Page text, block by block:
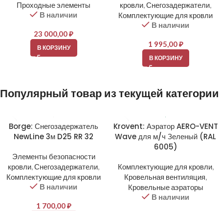
Проходные элементы
В наличии
23 000,00₽
В КОРЗИНУ
кровли,Снегозадержатели,
Комплектующие для кровли
В наличии
1 995,00₽
В КОРЗИНУ
Популярный товар из текущей категории
Borge: Снегозадержатель
NewLine 3м D25 RR 32
Элементы безопасности
кровли,Снегозадержатели,
Комплектующие для кровли
В наличии
1 700,00₽
Krovent: Аэратор AERO-VENT
Wave для м/ч Зеленый (RAL
6005)
Комплектующие для кровли,
Кровельная вентиляция,
Кровельные аэраторы
В наличии